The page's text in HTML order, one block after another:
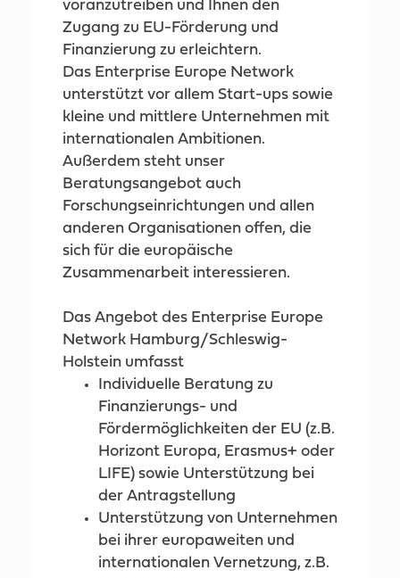
voranzutreiben und Ihnen den
Zugang zu EU-Förderung und
Finanzierung zu erleichtern.
Das Enterprise Europe Network
unterstützt vor allem Start-ups sowie
kleine und mittlere Unternehmen mit
internationalen Ambitionen.
Außerdem steht unser
Beratungsangebot auch
Forschungseinrichtungen und allen
anderen Organisationen offen, die
sich für die europäische
Zusammenarbeit interessieren.
Das Angebot des Enterprise Europe
Network Hamburg/Schleswig-
Holstein umfasst
Individuelle Beratung zu
Finanzierungs- und
Fördermöglichkeiten der EU (z.B.
Horizont Europa, Erasmus+ oder
LIFE) sowie Unterstützung bei
der Antragstellung
Unterstützung von Unternehmen
bei ihrer europaweiten und
internationalen Vernetzung, z.B.